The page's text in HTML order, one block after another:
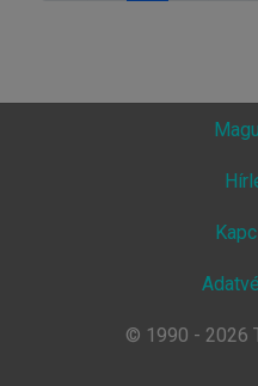
© 1990 - 2026